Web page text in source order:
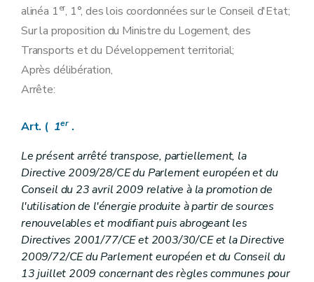
Section 2 Utilisation des labels de garantie d'origine
Art. 27
Art. 28
Section 3 Rapports annuels
Art. 29
Chapitre VII
Art. 30
Art. 31
Art.31bis
Art.
31ter
Art.31quater
Art.31quinquies
Art. 32
Art. 33
Annexe
Annexe
Annexe
Annexe 13
Annexe 14
alinéa 1er, 1°, des lois coordonnées sur le Conseil d'Etat;
Sur la proposition du Ministre du Logement, des
Transports et du Développement territorial;
Après délibération,
Arrête:
Art. ( 1er .
Le présent arrêté transpose, partiellement, la
Directive 2009/28/CE du Parlement européen et du
Conseil du 23 avril 2009 relative à la promotion de
l'utilisation de l'énergie produite à partir de sources
renouvelables et modifiant puis abrogeant les
Directives 2001/77/CE et 2003/30/CE et la Directive
2009/72/CE du Parlement européen et du Conseil du
13 juillet 2009 concernant des règles communes pour